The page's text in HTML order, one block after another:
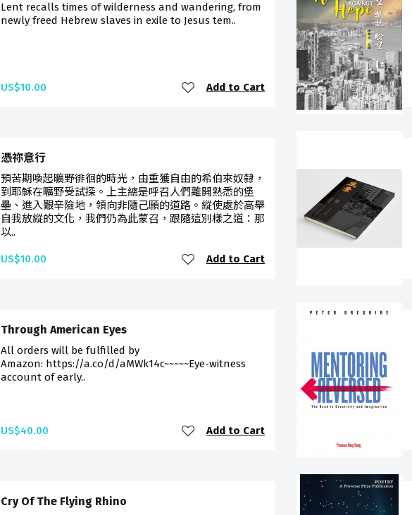
Lent recalls times of wilderness and wandering, from
newly freed Hebrew slaves in exile to Jesus tem..
US$10.00 Add to Cart
憑祢意行
預苦期喚起曠野徘徊的時光，由重獲自由的希伯來奴隸，
到耶穌在曠野受試探。上主總是呼召人們離開熟悉的堡
壘、進入艱辛險地，領向非隨己願的道路。縱使處於高舉
自我放縱的文化，我們仍為此蒙召，跟隨這別樣之道：那
以..
US$10.00 Add to Cart
Through American Eyes
All orders will be fulfilled by
Amazon: https://a.co/d/aMWk14c~~~~~Eye-witness
account of early..
US$40.00 Add to Cart
Cry Of The Flying Rhino